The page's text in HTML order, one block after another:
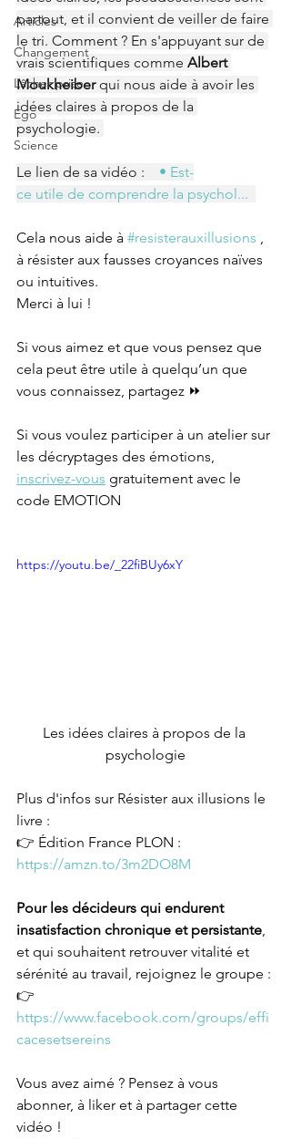
Articles
Changement
Lâcher prise
Ego
Science
partout, et il convient de veiller de faire
le tri. Comment ? En s'appuyant sur de
vrais scientifiques comme Albert
Moukheiber qui nous aide à avoir les
idées claires à propos de la
psychologie.
Le lien de sa vidéo :
• Est-
ce utile de comprendre la psychol...
Cela nous aide à #resisterauxillusions
à résister aux fausses croyances naïves
ou intuitives.
Merci à lui !
Si vous aimez et que vous pensez que
cela peut être utile à quelqu’un que
vous connaissez, partagez ⏩
Si vous voulez participer à un atelier sur
les décryptages des émotions,
inscrivez-vous gratuitement avec le
code EMOTION
https://youtu.be/_22fiBUy6xY
Les idées claires à propos de la
psychologie
Plus d'infos sur Résister aux illusions le
livre :
👉 Édition France PLON :
https://amzn.to/3m2DO8M
Pour les décideurs qui endurent
insatisfaction chronique et persistante,
et qui souhaitent retrouver vitalité et
sérénité au travail, rejoignez le groupe :
👉
https://www.facebook.com/groups/effi
cacesetsereins
Vous avez aimé ? Pensez à vous
abonner, à liker et à partager cette
vidéo !